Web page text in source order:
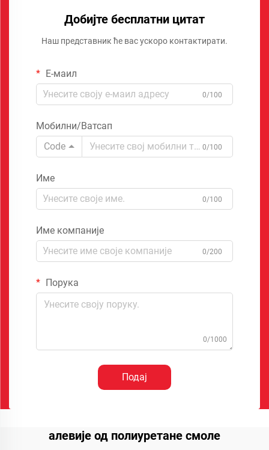
Добијте бесплатни цитат
Наш представник ће вас ускоро контактирати.
Е-маил
0/100
Мобилни/Ватсап
Code
0/100
Име
0/100
Име компаније
0/200
Порука
0/1000
Подај
алевије од полиуретане смоле